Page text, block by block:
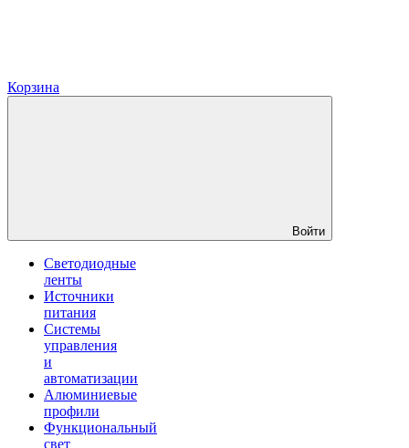
Корзина
Войти
Светодиодные
ленты
Источники
питания
Системы
управления
и
автоматизации
Алюминиевые
профили
Функциональный
свет